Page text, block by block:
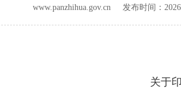
www.panzhihua.gov.cn 发布时间：
关于